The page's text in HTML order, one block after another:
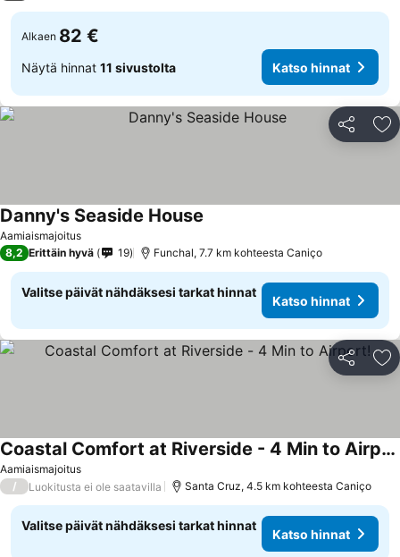
Alkaen 82 €
Näytä hinnat 11 sivustolta Katso hinnat
Jaa
Aamiaismajoitus
Danny's Seaside House
8,2 Erittäin hyvä 19 Funchal, 7.7 km kohteesta Caniço
Valitse päivät nähdäksesi tarkat hinnat
Katso hinnat
Jaa
Aamiaismajoitus
Coastal Comfort at Riverside - 4 Min to Airport!
/ Luokitusta ei ole saatavilla Santa Cruz, 4.5 km kohteesta Caniço
Valitse päivät nähdäksesi tarkat hinnat
Katso hinnat